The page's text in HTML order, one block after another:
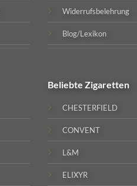
Widerrufsbelehrung
Blog/Lexikon
Beliebte Zigaretten
CHESTERFIELD
CONVENT
L&M
ELIXYR